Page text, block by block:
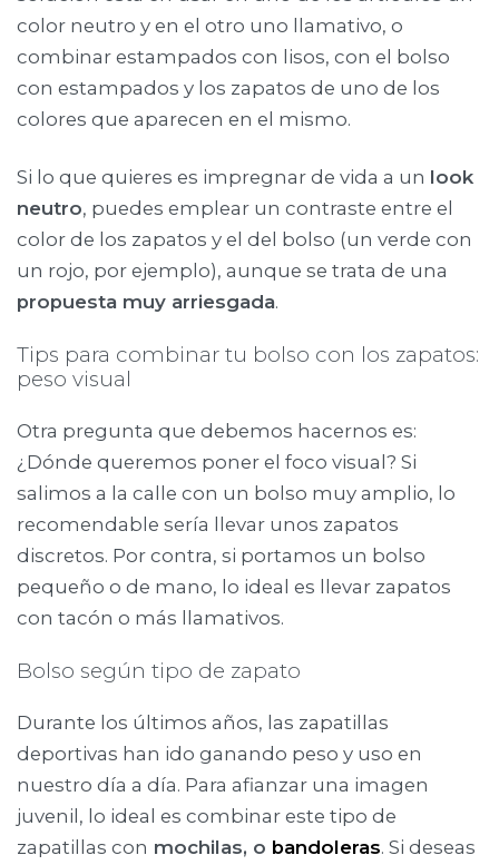
color neutro y en el otro uno llamativo, o
combinar estampados con lisos, con el bolso
con estampados y los zapatos de uno de los
colores que aparecen en el mismo.
Si lo que quieres es impregnar de vida a un look
neutro, puedes emplear un contraste entre el
color de los zapatos y el del bolso (un verde con
un rojo, por ejemplo), aunque se trata de una
propuesta muy arriesgada.
Tips para combinar tu bolso con los zapatos:
peso visual
Otra pregunta que debemos hacernos es:
¿Dónde queremos poner el foco visual? Si
salimos a la calle con un bolso muy amplio, lo
recomendable sería llevar unos zapatos
discretos. Por contra, si portamos un bolso
pequeño o de mano, lo ideal es llevar zapatos
con tacón o más llamativos.
Bolso según tipo de zapato
Durante los últimos años, las zapatillas
deportivas han ido ganando peso y uso en
nuestro día a día. Para afianzar una imagen
juvenil, lo ideal es combinar este tipo de
zapatillas con mochilas, o bandoleras. Si deseas